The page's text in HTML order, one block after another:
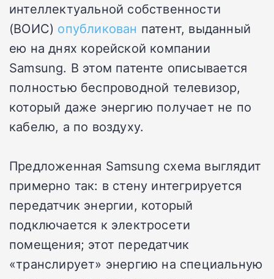
интеллектуальной собственности
(ВОИС) опубликован патент, выданный
ею на днях корейской компании
Samsung. В этом патенте описывается
полностью беспроводной телевизор,
который даже энергию получает не по
кабелю, а по воздуху.
Предложенная Samsung схема выглядит
примерно так: в стену интегрируется
передатчик энергии, который
подключается к электросети
помещения; этот передатчик
«транслирует» энергию на специальную